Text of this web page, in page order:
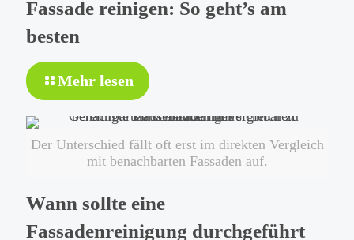
Fassade reinigen: So geht’s am
besten
Mehr lesen
Fassade
reinigen:
So
geht’s
besten
Der Unterschied fällt oft erst im direkten Vergleich
mit benachbarten Fassaden auf.
Wann sollte eine
Fassadenreinigung durchgeführt